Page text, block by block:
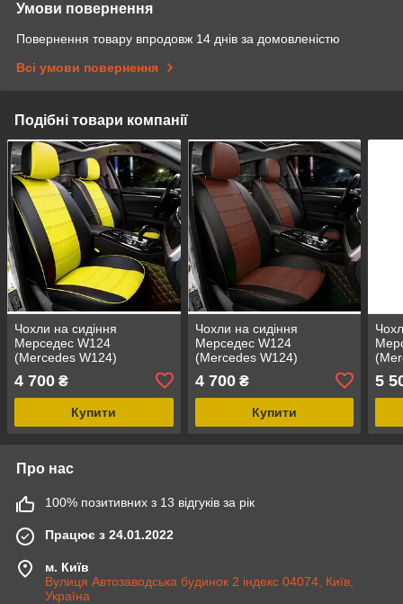
Умови повернення
Повернення товару впродовж 14 днів за домовленістю
Всі умови повернення
Подібні товари компанії
Чохли на сидіння
Мерседес W124
(Mercedes W124)
модельні MAX з екошкіри
Чорно-жовтий
4 700 ₴
Купити
Чохли на сидіння
Мерседес W124
(Mercedes W124)
модельні MAX з екошкіри
Чорно-коричневий
4 700₴
Купити
5
Про нас
100% позитивних з 13 відгуків за рік
Працює з 24.01.2022
м. Київ
Вулиця Автозаводська будинок 2 індекс 04074, Київ,
Україна